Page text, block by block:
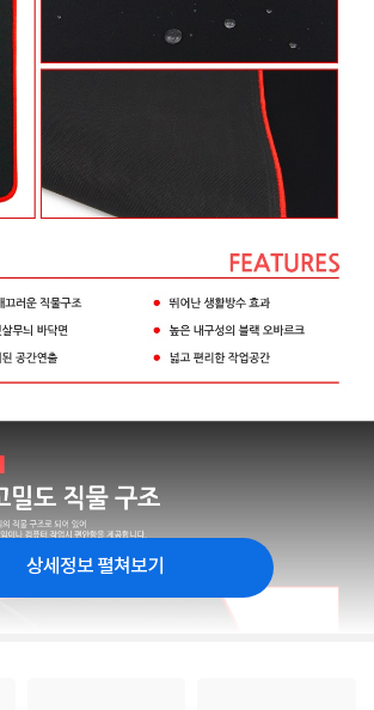
상세정보 펼쳐보기